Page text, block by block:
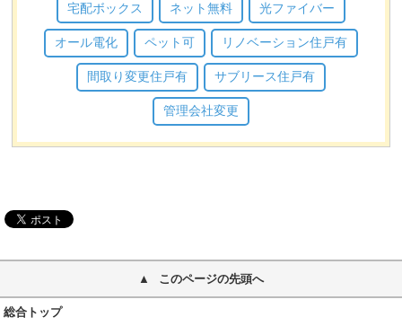
宅配ボックス ネット無料 光ファイバー
オール電化 ペット可 リノベーション住戸有
間取り変更住戸有 サブリース住戸有
管理会社変更
このページの先頭へ
総合トップ